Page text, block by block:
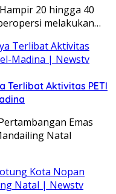
20 hingga 40
melakukan…
Terlibat Aktivitas PETI
Emas
Natal